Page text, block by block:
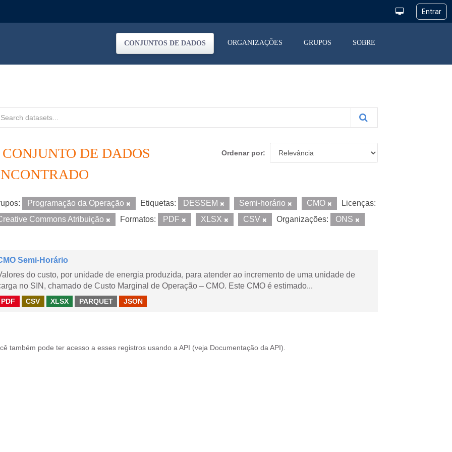
CONJUNTOS DE DADOS ORGANIZAÇÕES GRUPOS SOBRE
Ordenar por
CONJUNTO DE DADOS
Programação da Operação Etiquetas: DESSEM Semi-horário CMO
Licenças:
Commons Atribuição
Formatos: PDF XLSX CSV Organizações: ONS
Semi-Horário
do custo, por unidade de energia produzida, para atender ao incremento de uma unidade de
no SIN, chamado de Custo Marginal de Operação – CMO. Este CMO é estimado...
PDF CSV XLSX PARQUET JSON
também pode ter acesso a esses registros usando a API (veja Documentação da API ).